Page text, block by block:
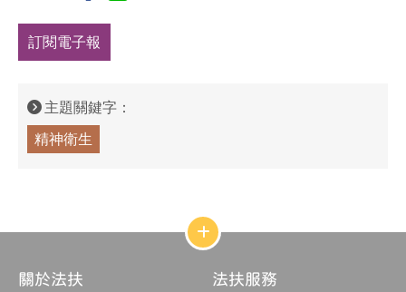
訂閱電子報
主題關鍵字：
精神衛生
網
站
構
關於法扶 法扶服務